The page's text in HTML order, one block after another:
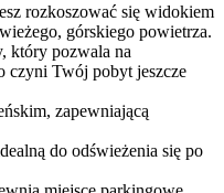
rozkoszować się widokiem
górskiego powietrza.
który pozwala na
czyni Twój pobyt jeszcze
zapewniającą
do odświeżenia się po